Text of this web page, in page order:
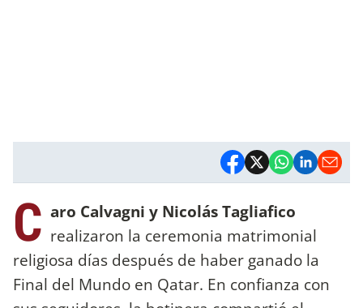
C aro Calvagni y Nicolás Tagliafico
realizaron la ceremonia matrimonial
religiosa días después de haber ganado la
Final del Mundo en Qatar. En confianza con